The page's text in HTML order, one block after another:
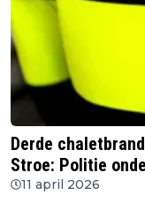
Derde
Stroe: Politie
11 april 2026